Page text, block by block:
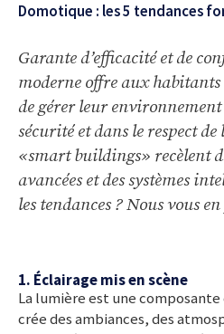
Domotique : les 5 tendances
Garante d’efficacité et de
moderne offre aux
de gérer leur
sécurité et dans le respect
«smart buildings» recèlent
avancées et des systèmes
les tendances ? Nous vous
1. Éclairage mis en scène
La lumière est une
crée des ambiances, des